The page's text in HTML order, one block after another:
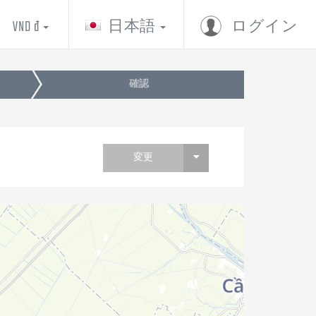
ログイン
日本語
VND đ
確認
変更